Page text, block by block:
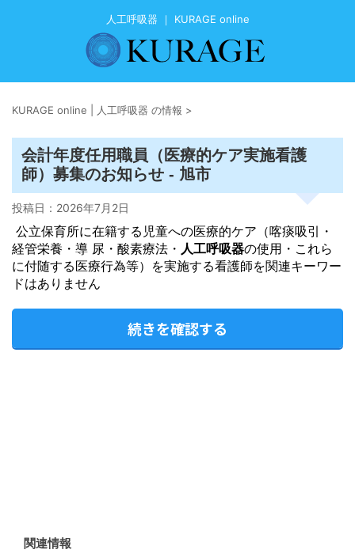
人工呼吸器 ｜ KURAGE online
KURAGE online | 人工呼吸器 の情報 >
会計年度任用職員（医療的ケア実施看護
師）募集のお知らせ - 旭市
投稿日： 2026年7月2日
​ 公立保育所に在籍する児童への医療的ケア（喀痰吸引・
経管栄養・導 尿・酸素療法・ 人工呼吸器の使用・これら
に付随する医療行為等）を実施する看護師を関連キーワー
ドはありません
続きを確認する
関連情報